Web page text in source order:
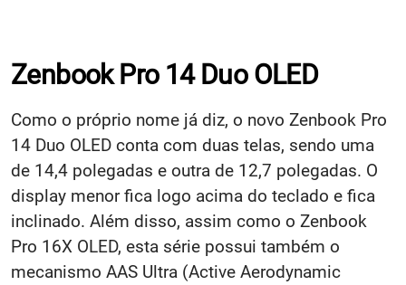
Zenbook Pro 14 Duo OLED
Como o próprio nome já diz, o novo Zenbook Pro
14 Duo OLED conta com duas telas, sendo uma
de 14,4 polegadas e outra de 12,7 polegadas. O
display menor fica logo acima do teclado e fica
inclinado. Além disso, assim como o Zenbook
Pro 16X OLED, esta série possui também o
mecanismo AAS Ultra (Active Aerodynamic